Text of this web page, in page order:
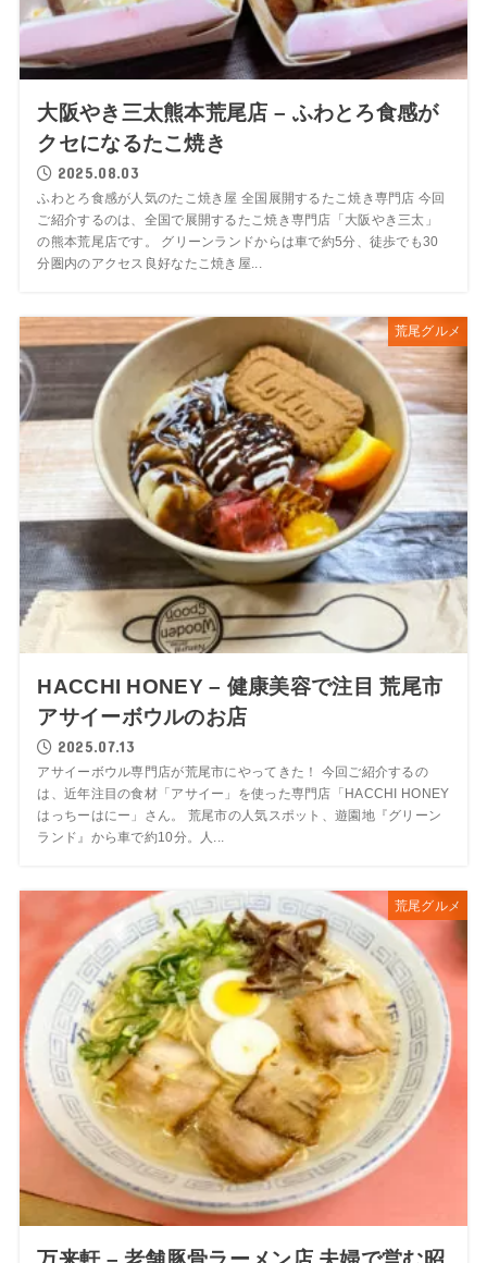
大阪やき三太熊本荒尾店 – ふわとろ食感が
クセになるたこ焼き
2025.08.03
ふわとろ食感が人気のたこ焼き屋 全国展開するたこ焼き専門店 今回
ご紹介するのは、全国で展開するたこ焼き専門店「大阪やき三太」
の熊本荒尾店です。 グリーンランドからは車で約5分、徒歩でも30
分圏内のアクセス良好なたこ焼き屋...
荒尾グルメ
HACCHI HONEY – 健康美容で注目 荒尾市
アサイーボウルのお店
2025.07.13
アサイーボウル専門店が荒尾市にやってきた！ 今回ご紹介するの
は、近年注目の食材「アサイー」を使った専門店「HACCHI HONEY
はっちーはにー」さん。 荒尾市の人気スポット、遊園地『グリーン
ランド』から車で約10分。人...
荒尾グルメ